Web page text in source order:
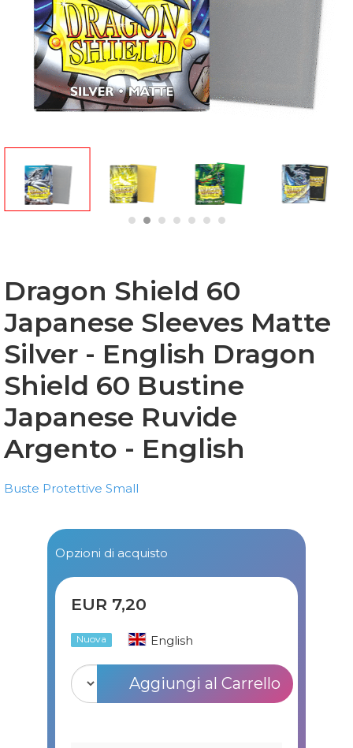
Dragon Shield 60
Japanese Sleeves Matte
Silver - English Dragon
Shield 60 Bustine
Japanese Ruvide
Argento - English
Buste Protettive Small
Opzioni di acquisto
EUR 7,20
Nuova English
Aggiungi al Carrello